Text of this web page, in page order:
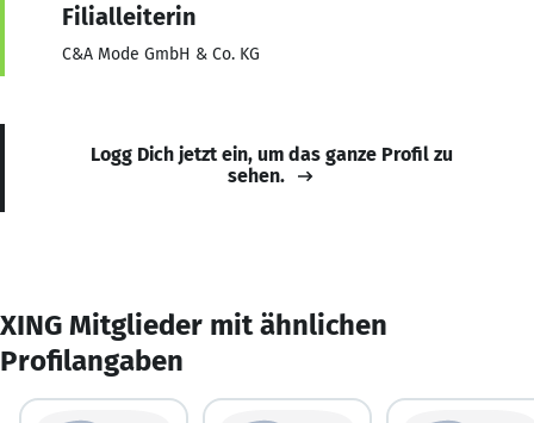
Filialleiterin
C&A Mode GmbH & Co. KG
Logg Dich jetzt ein, um das ganze Profil zu
sehen.
XING Mitglieder mit ähnlichen
Profilangaben